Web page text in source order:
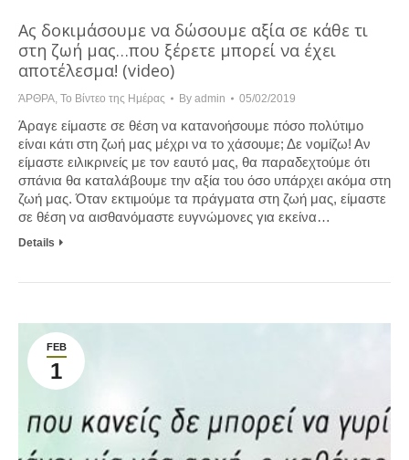
Ας δοκιμάσουμε να δώσουμε αξία σε κάθε τι
στη ζωή μας…που ξέρετε μπορεί να έχει
αποτέλεσμα! (video)
ΆΡΘΡΑ, Το Βίντεο της Ημέρας By admin 05/02/2019
Άραγε είμαστε σε θέση να κατανοήσουμε πόσο πολύτιμο
είναι κάτι στη ζωή μας μέχρι να το χάσουμε; Δε νομίζω! Αν
είμαστε ειλικρινείς με τον εαυτό μας, θα παραδεχτούμε ότι
σπάνια θα καταλάβουμε την αξία του όσο υπάρχει ακόμα στη
ζωή μας. Όταν εκτιμούμε τα πράγματα στη ζωή μας, είμαστε
σε θέση να αισθανόμαστε ευγνώμονες για εκείνα…
Details
FEB
1